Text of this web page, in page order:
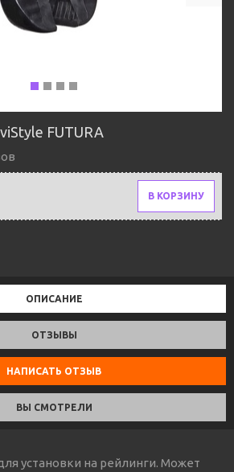
FUTURA
В КОРЗИНУ
ОПИСАНИЕ
ОТЗЫВЫ
НАПИСАТЬ ОТЗЫВ
ВЫ СМОТРЕЛИ
установки на рейлинги. Может